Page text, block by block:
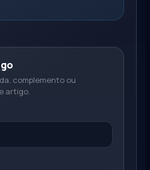
complemento ou
artigo.